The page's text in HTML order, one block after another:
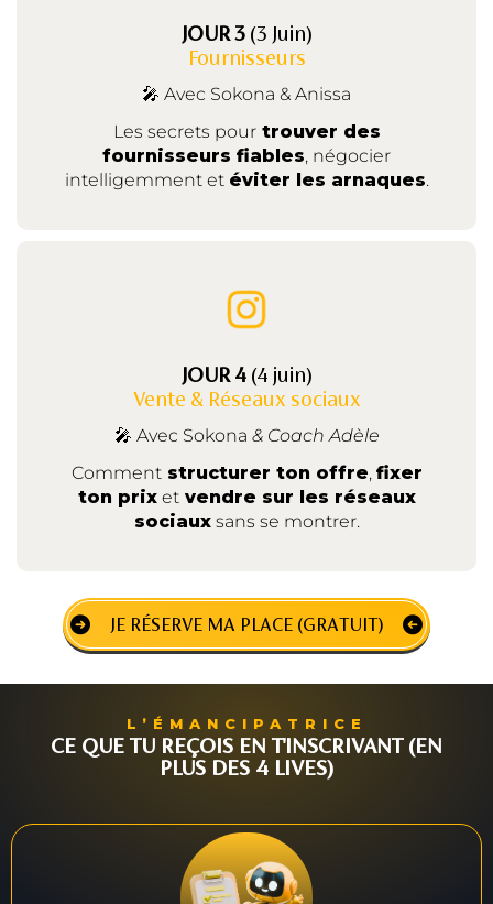
JOUR 3 (3 Juin)
Fournisseurs
🎤 Avec Sokona & Anissa
Les secrets pourtrouver des
fournisseurs fiables, négocier
intelligemment et éviter les arnaques.
JOUR 4 (4 juin)
Vente & Réseaux sociaux
🎤 Avec Sokona & Coach Adèle
Commentstructurer ton offre, fixer
ton prixetvendre sur les réseaux
sociauxsans se montrer.
JE RÉSERVE MA PLACE (GRATUIT)
L’ÉMANCIPATRICE
CE QUE TU REÇOIS EN T'INSCRIVANT (EN
PLUS DES 4 LIVES)